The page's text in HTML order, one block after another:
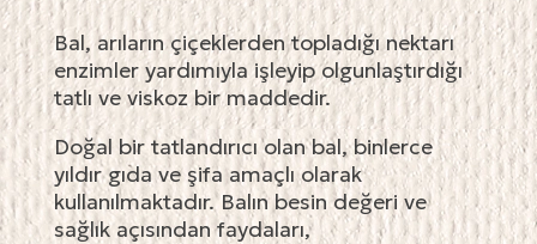
Bal, arıların çiçeklerden topladığı nektarı
enzimler yardımıyla işleyip olgunlaştırdığı
tatlı ve viskoz bir maddedir.
Doğal bir tatlandırıcı olan bal, binlerce
yıldır gıda ve şifa amaçlı olarak
kullanılmaktadır. Balın besin değeri ve
sağlık açısından faydaları,